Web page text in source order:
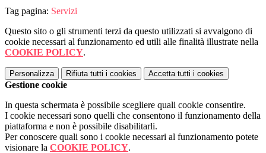
Tag pagina: Servizi
Questo sito o gli strumenti terzi da questo utilizzati si avvalgono di
cookie necessari al funzionamento ed utili alle finalità illustrate nella
COOKIE POLICY.
Personalizza Rifiuta tutti i cookies Accetta tutti i cookies
Gestione cookie
In questa schermata è possibile scegliere quali cookie consentire.
I cookie necessari sono quelli che consentono il funzionamento della
piattaforma e non è possibile disabilitarli.
Per conoscere quali sono i cookie necessari al funzionamento potete
visionare la COOKIE POLICY.